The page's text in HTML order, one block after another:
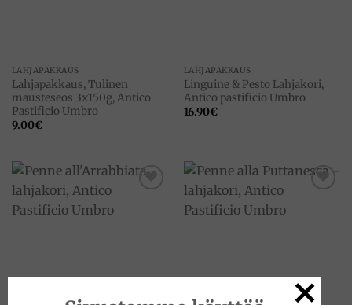
LAHJAPAKKAUS
Lahjapakkaus, Tulinen
mausteseos 3x150g, Antico
Pastificio Umbro
9.00€
LAHJAPAKKAUS
Linguine & Pesto Lahjakori,
Antico pastificio Umbro
16.90€